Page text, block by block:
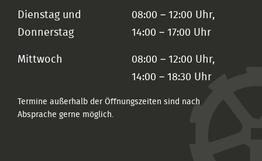
Dienstag und
Donnerstag
08:00 – 12:00 Uhr,
14:00 – 17:00 Uhr
Mittwoch
08:00 – 12:00 Uhr,
14:00 – 18:30 Uhr
Termine außerhalb der Öffnungszeiten sind nach
Absprache gerne möglich.